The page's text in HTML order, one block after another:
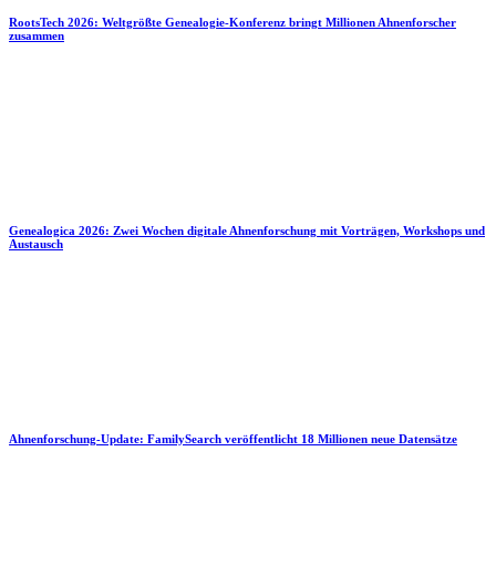
RootsTech 2026: Weltgrößte Genealogie-Konferenz bringt Millionen Ahnenforscher
zusammen
Genealogica 2026: Zwei Wochen digitale Ahnenforschung mit Vorträgen, Workshops und
Austausch
Ahnenforschung-Update: FamilySearch veröffentlicht 18 Millionen neue Datensätze